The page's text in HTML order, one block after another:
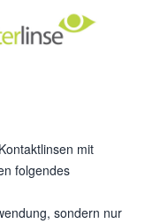
mit
folgendes
sondern nur